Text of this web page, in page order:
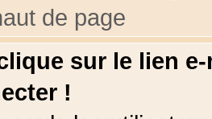
de page
sur le lien
!